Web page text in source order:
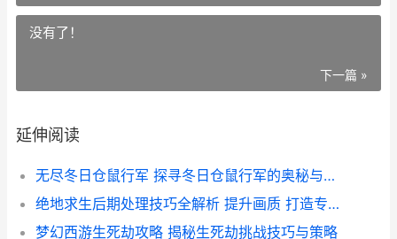
没有了！
下一篇 »
延伸阅读
无尽冬日仓鼠行军 探寻冬日仓鼠行军的奥秘与挑战
绝地求生后期处理技巧全解析 提升画质 打造专业游戏体验
梦幻西游生死劫攻略 揭秘生死劫挑战技巧与策略